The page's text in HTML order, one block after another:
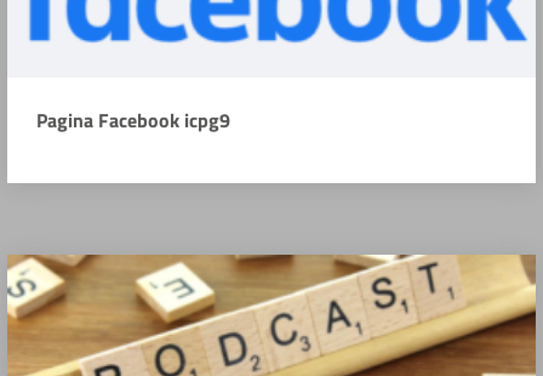
Pagina Facebook icpg9